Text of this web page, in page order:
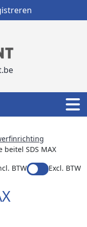
beitel SDS MAX
BTW
Excl. BTW